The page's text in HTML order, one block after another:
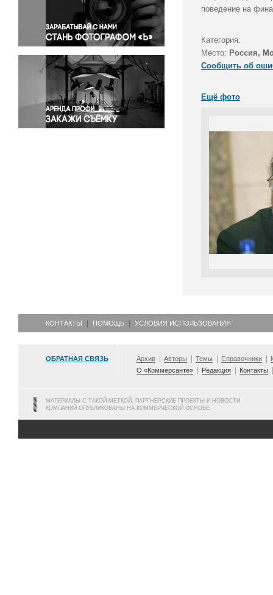
Правосудие
Происшествия и конфликты
Религия
Светская жизнь
Спорт
Экология
Экономика и бизнес
поведение на
Категория:
Место: Россия,
Сообщить об
Ещё фото
КОНТАКТЫ ПОМОЩЬ УСЛОВИЯ ИСПОЛЬЗОВАНИЯ
ОБРАТНАЯ СВЯЗЬ Архив Авторы Темы Справочники
О «Коммерсанте»
Редакция Контакты
МАТЕРИАЛЫ С ТАКОЙ МЕТКОЙ, ПАРТНЕРСКИЕ ПРОЕКТЫ И НОВОСТИ
КОМПАНИЙ ОПУБЛИКОВАНЫ НА КОММЕРЧЕСКОЙ ОСНОВЕ